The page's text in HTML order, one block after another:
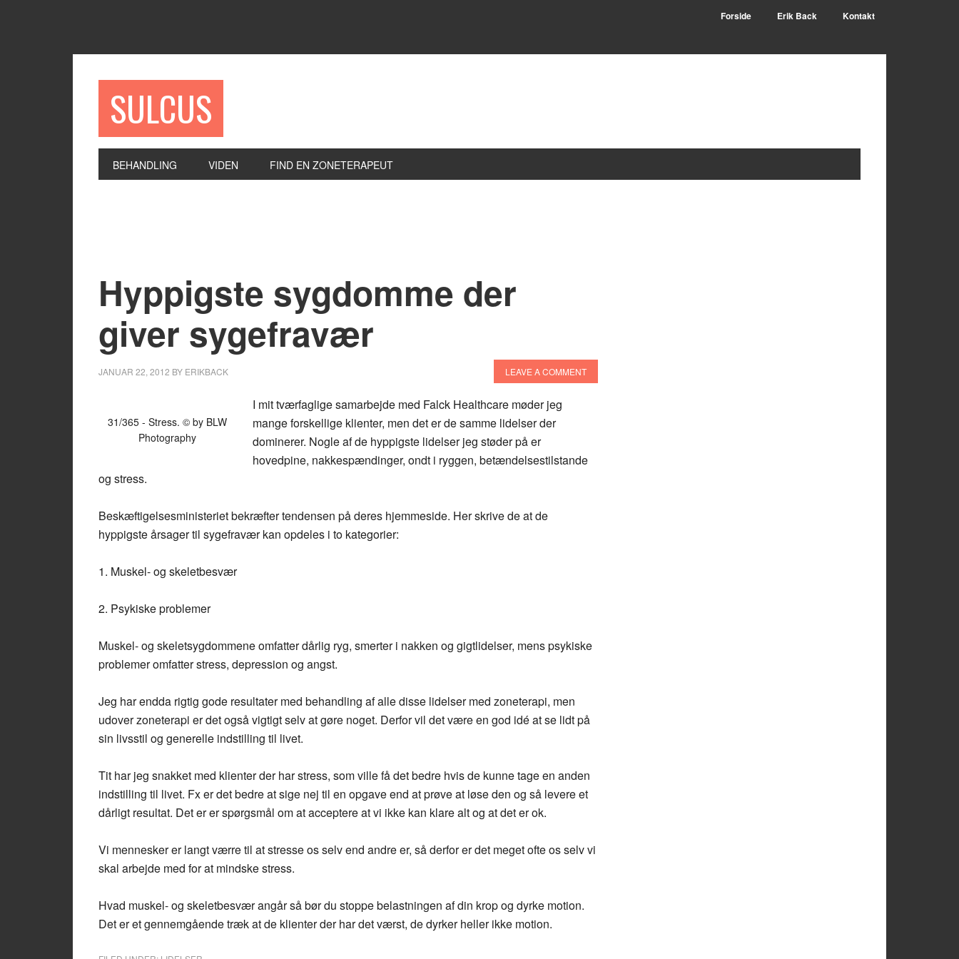
Forside Erik Back Kontakt
SULCUS
BEHANDLING VIDEN FIND EN ZONETERAPEUT
Hyppigste sygdomme der
giver sygefravær
JANUAR 22, 2012 BY ERIKBACK LEAVE A COMMENT
31/365 - Stress. © by BLW
Photography
I mit tværfaglige samarbejde med Falck Healthcare møder jeg
mange forskellige klienter, men det er de samme lidelser der
dominerer. Nogle af de hyppigste lidelser jeg støder på er
hovedpine, nakkespændinger, ondt i ryggen, betændelsestilstande
og stress.
Beskæftigelsesministeriet bekræfter tendensen på deres hjemmeside. Her skrive de at de
hyppigste årsager til sygefravær kan opdeles i to kategorier:
1. Muskel- og skeletbesvær
2. Psykiske problemer
Muskel- og skeletsygdommene omfatter dårlig ryg, smerter i nakken og gigtlidelser, mens psykiske
problemer omfatter stress, depression og angst.
Jeg har endda rigtig gode resultater med behandling af alle disse lidelser med zoneterapi, men
udover zoneterapi er det også vigtigt selv at gøre noget. Derfor vil det være en god idé at se lidt på
sin livsstil og generelle indstilling til livet.
Tit har jeg snakket med klienter der har stress, som ville få det bedre hvis de kunne tage en anden
indstilling til livet. Fx er det bedre at sige nej til en opgave end at prøve at løse den og så levere et
dårligt resultat. Det er er spørgsmål om at acceptere at vi ikke kan klare alt og at det er ok.
Vi mennesker er langt værre til at stresse os selv end andre er, så derfor er det meget ofte os selv vi
skal arbejde med for at mindske stress.
Hvad muskel- og skeletbesvær angår så bør du stoppe belastningen af din krop og dyrke motion.
Det er et gennemgående træk at de klienter der har det værst, de dyrker heller ikke motion.